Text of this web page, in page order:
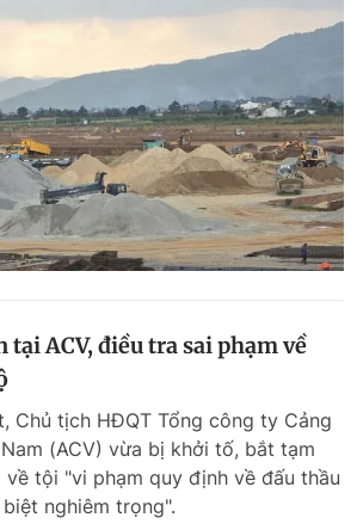
tại ACV, điều tra sai phạm về
Chủ tịch HĐQT Tổng công ty Cảng
(ACV) vừa bị khởi tố, bắt tạm
tội "vi phạm quy định về đấu thầu
nghiêm trọng".